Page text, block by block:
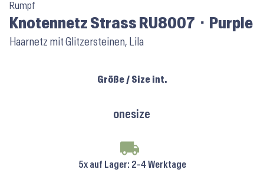
Rumpf
Knotennetz Strass RU8007 ⬝ Purple
Haarnetz mit Glitzersteinen, Lila
Größe / Size int.
onesize
5x auf Lager: 2-4 Werktage